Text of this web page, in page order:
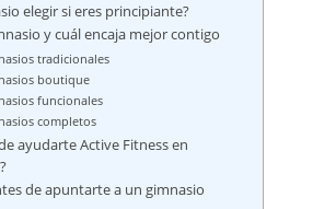
elegir si eres principiante?
y cuál encaja mejor contigo
tradicionales
boutique
funcionales
completos
ayudarte Active Fitness en
de apuntarte a un gimnasio